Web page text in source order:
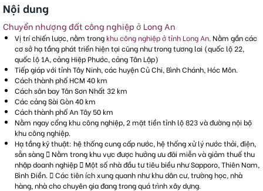
Nội dung
Chuyển nhượng đất công nghiệpở Long An
Vị trí chiến lược, nằm trong khu công nghiệp ở tỉnh Long An. Nằm gần các
cơ sở hạ tầng phát triển hiện tại cũng như trong tương lai (quốc lộ 22,
quốc lộ 1A, cảng Hiệp Phước, cảng Tân Lập)
Tiếp giáp với tỉnh Tây Ninh, các huyện Củ Chi, Bình Chánh, Hóc Môn.
Cách thành phố HCM 40 km
Cách sân bay Tân Sơn Nhất 32 km
Các cảng Sài Gòn 40 km
Cách thành phố An Tây 50 km
Nằm ngay cổng khu công nghiệp, 2 mặt tiền tỉnh lộ 823 và đường nội bộ
khu công nghiệp.
Hạ tầng kỹ thuật: hệ thống cung cấp nước, hệ thống xử lý nước thải, điện,
sẵn sàng  Nằm trong khu vực được hưởng ưu đãi miễn và giảm thuế thu
nhập doanh nghiệp  Một số nhà đầu tư tiêu biều như Sapporo, Thiên Nam,
Bình Điền.  Các tiên ích xung quanh như khu dân cư, trường học, nhà
hàng, nhà cho chuyên gia đang trong quá trình xây dựng.